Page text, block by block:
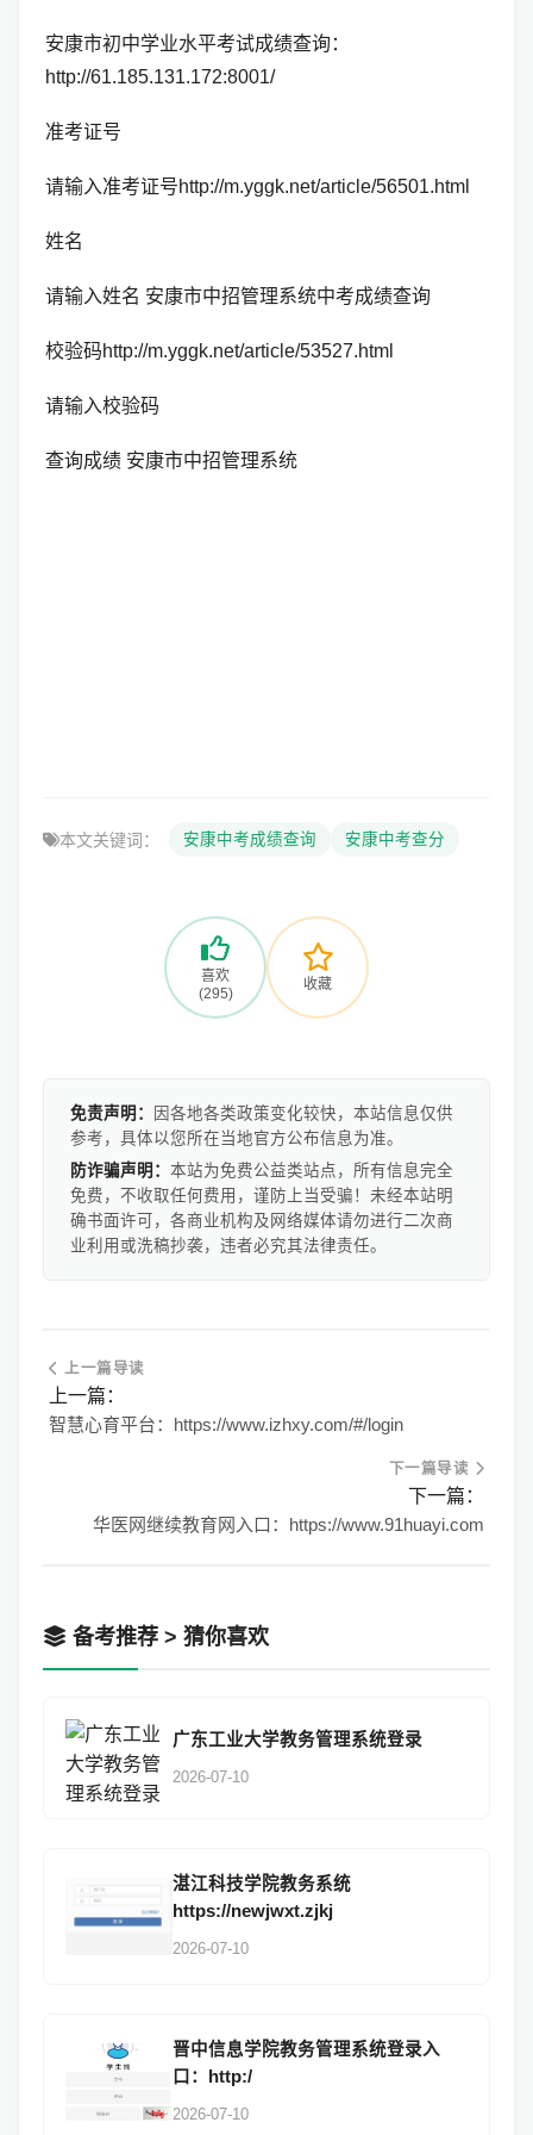
安康市初中学业水平考试成绩查询：
http://61.185.131.172:8001/
准考证号
请输入准考证号http://m.yggk.net/article/56501.html
姓名
请输入姓名 安康市中招管理系统中考成绩查询
校验码http://m.yggk.net/article/53527.html
请输入校验码
查询成绩 安康市中招管理系统
本文关键词： 安康中考成绩查询 安康中考查分
喜欢
(295)
收藏
免责声明：
因各地各类政策变化较快，本站信息仅供
参考，具体以您所在当地官方公布信息为准。
防诈骗声明： 本站为免费公益类站点，所有信息完全
免费，不收取任何费用，谨防上当受骗！未经本站明
确书面许可，各商业机构及网络媒体请勿进行二次商
业利用或洗稿抄袭，违者必究其法律责任。
上一篇导读
上一篇：
智慧心育平台：https://www.izhxy.com/#/login
下一篇导读
下一篇：
华医网继续教育网入口：https://www.91huayi.com
备考推荐 > 猜你喜欢
广东工业大学教务管理系统登录
2026-07-10
湛江科技学院教务系统
https://newjwxt.zjkj
2026-07-10
晋中信息学院教务管理系统登录入
口：http:/
2026-07-10